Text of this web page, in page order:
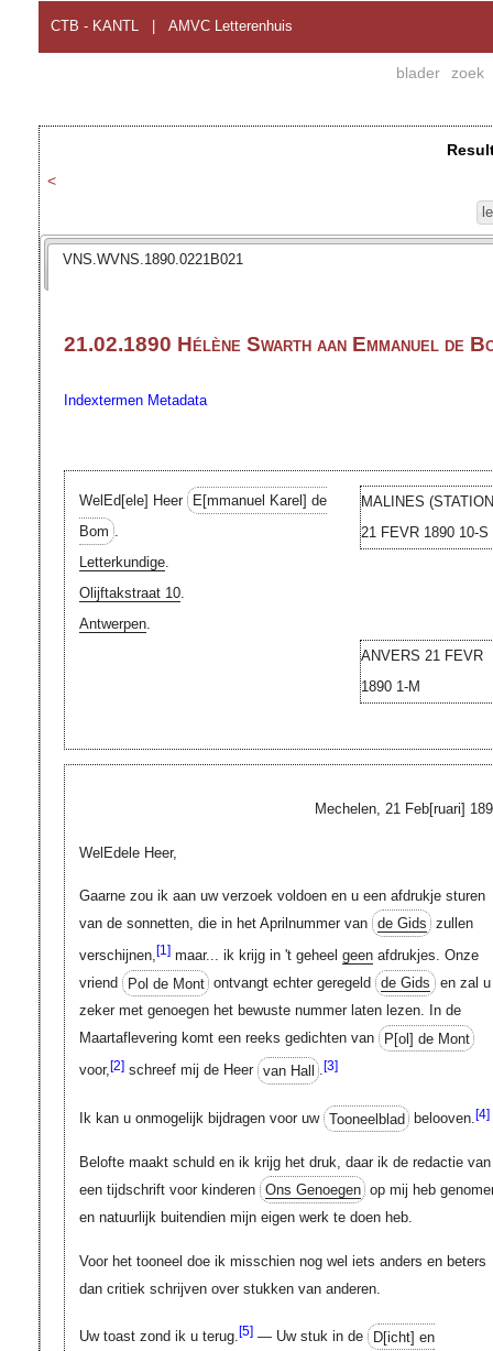
CTB - KANTL AMVC Letterenhuis
blader zoek
<
VNS.WVNS.1890.0221B021
21.02.1890 Hélène Swarth aan Emmanuel de
Indextermen Metadata
MALINES
21 FEVR 1890 10-S
WelEd[ele] Heer E[mmanuel Karel] de
Bom .
Letterkundige.
Olijftakstraat 10.
Antwerpen.
ANVERS 21 FEVR
1890 1-M
Mechelen, 21 Feb[ruari]
WelEdele Heer,
Gaarne zou ik aan uw verzoek voldoen en u een afdrukje sturen
van de sonnetten, die in het Aprilnummer van de Gids zullen
verschijnen,[1]maar... ik krijg in 't geheel geenafdrukjes. Onze
vriend
Pol de Mont ontvangt echter geregeld de Gids
en zal u
zeker met genoegen het bewuste nummer laten lezen. In de
Maartaflevering komt een reeks gedichten van
P[ol] de Mont
voor,[2]schreef mij de Heer van Hall .[3]
Ik kan u onmogelijk bijdragen voor uw Tooneelblad belooven.[4]
Belofte maakt schuld en ik krijg het druk, daar ik de redactie van
een tijdschrift voor kinderen Ons Genoegen op mij heb
en natuurlijk buitendien mijn eigen werk te doen heb.
Voor het tooneel doe ik misschien nog wel iets anders en beters
dan critiek schrijven over stukken van anderen.
Uw toast zond ik u terug.[5]— Uw stuk in de D[icht] en